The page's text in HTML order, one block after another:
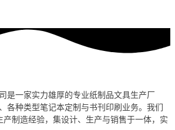
是一家实力雄厚的专业纸制品文具生产厂
各种类型笔记本定制与书刊印刷业务。我们
制造经验，集设计、生产与销售于一体，实